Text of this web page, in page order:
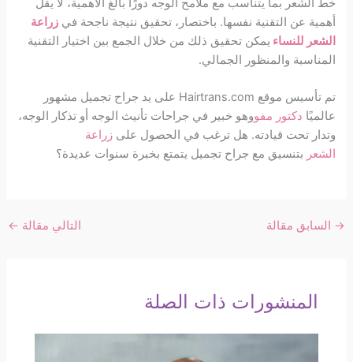
خط الشعر بما يتناسب مع ملامح الوجه دورًا بالغ الأهمية، لا يقل
أهمية عن التقنية نفسها. باختصار، تحقيق نتيجة ناجحة فيزراعة
الشعر للنساء يمكن تحقيق ذلك من خلال الجمع بين اختيار التقنية
المناسبة والمنظور الجمالي.
تم تأسيس موقع Hairtrans.com على يد جراح تجميل مشهور
عالميًا دكتور مفووهو خبير في جراحات تأنيث الوجه أو تذكار الوجه،
وتدار تحت قيادته. هل ترغب في الحصول علىزراعة
الشعر بتنسيق مع جراح تجميل يتمتع بخبرة سنوات عديدة؟
→ السابق مقالة التالي مقالة ←
المنشورات ذات الصلة